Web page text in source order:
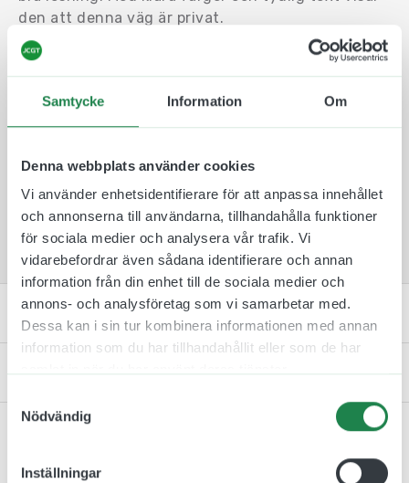
Samtycke Information Om
Denna webbplats använder cookies
Vi använder enhetsidentifierare för att anpassa innehållet
och annonserna till användarna, tillhandahålla funktioner
för sociala medier och analysera vår trafik. Vi
vidarebefordrar även sådana identifierare och annan
information från din enhet till de sociala medier och
annons- och analysföretag som vi samarbetar med.
Dessa kan i sin tur kombinera informationen med annan
information som du har tillhandahållit eller som de har
Nödvändig
Inställningar
den att denna väg är privat.
En skylt med texten Privat väg Kör sakta skylt
uppmanar trafikanterna att köra försiktigt.
Välj mellan PVC-plast (tjocklek 3 mm) och
Storlek:430 x 200 mm
Specifikation